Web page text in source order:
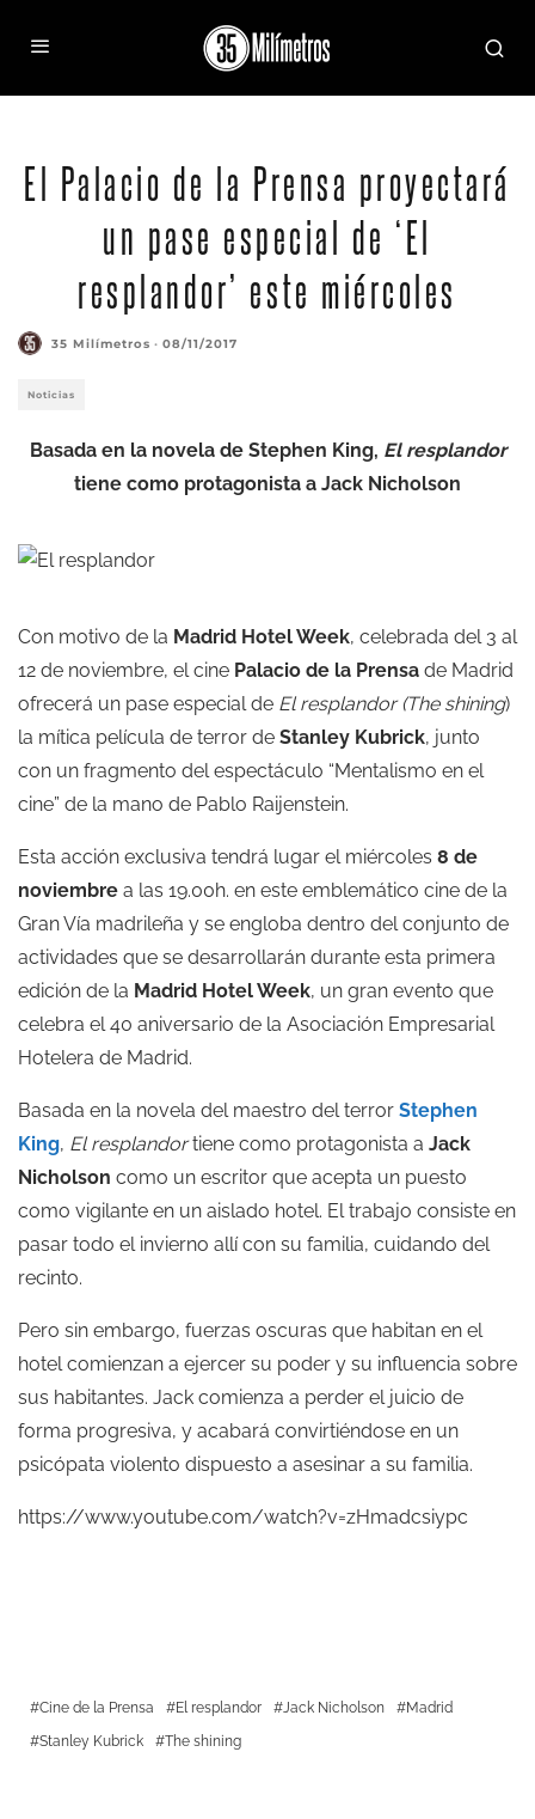
El Palacio de la Prensa proyectará
un pase especial de ‘El
resplandor’ este miércoles
35 Milímetros · 08/11/2017
Noticias
Basada en la novela de Stephen King, El resplandor
tiene como protagonista a Jack Nicholson
Con motivo de la Madrid Hotel Week, celebrada del 3 al
12 de noviembre, el cine Palacio de la Prensa de Madrid
ofrecerá un pase especial de El resplandor (The shining)
la mítica película de terror de Stanley Kubrick, junto
con un fragmento del espectáculo “Mentalismo en el
cine” de la mano de Pablo Raijenstein.
Esta acción exclusiva tendrá lugar el miércoles 8 de
noviembre a las 19.00h. en este emblemático cine de la
Gran Vía madrileña y se engloba dentro del conjunto de
actividades que se desarrollarán durante esta primera
edición de la Madrid Hotel Week, un gran evento que
celebra el 40 aniversario de la Asociación Empresarial
Hotelera de Madrid.
Basada en la novela del maestro del terror Stephen
King, El resplandortiene como protagonista a Jack
Nicholson como un escritor que acepta un puesto
como vigilante en un aislado hotel. El trabajo consiste en
pasar todo el invierno allí con su familia, cuidando del
recinto.
Pero sin embargo, fuerzas oscuras que habitan en el
hotel comienzan a ejercer su poder y su influencia sobre
sus habitantes. Jack comienza a perder el juicio de
forma progresiva, y acabará convirtiéndose en un
psicópata violento dispuesto a asesinar a su familia.
https://www.youtube.com/watch?v=zHmadcsiypc
Cine de la Prensa El resplandor Jack Nicholson
Madrid
Stanley Kubrick
The shining